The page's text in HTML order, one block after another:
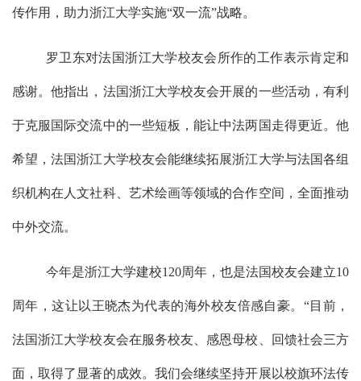
传作用，助力浙江大学实施“双一流”战略。
罗卫东对法国浙江大学校友会所作的工作表示肯定和
感谢。他指出，法国浙江大学校友会开展的一些活动，有利
于克服国际交流中的一些短板，能让中法两国走得更近。他
希望，法国浙江大学校友会能继续拓展浙江大学与法国各组
织机构在人文社科、艺术绘画等领域的合作空间，全面推动
中外交流。
今年是浙江大学建校120周年，也是法国校友会建立10
周年，这让以王晓杰为代表的海外校友倍感自豪。“目前，
法国浙江大学校友会在服务校友、感恩母校、回馈社会三方
面，取得了显著的成效。我们会继续坚持开展以校旗环法传